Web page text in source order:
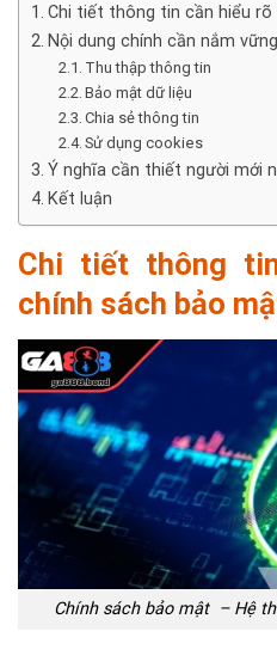
Chi tiết thông tin cần hiểu
Nội dung chính cần nắm
Thu thập thông tin
Bảo mật dữ liệu
Chia sẻ thông tin
Sử dụng cookies
Ý nghĩa cần thiết người mới
Kết luận
Chi tiết thông
chính sách bảo
Chính sách bảo mật – Hệ